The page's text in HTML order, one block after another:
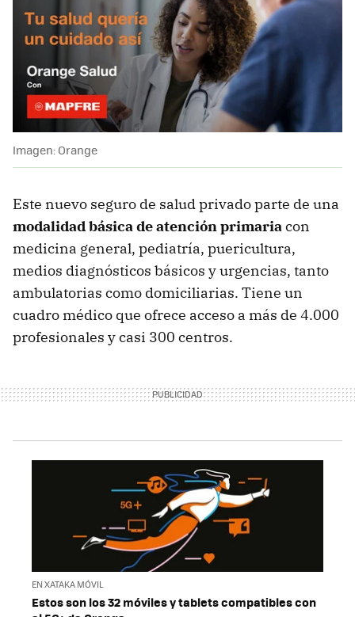
Imagen: Orange
Este nuevo seguro de salud privado parte de una
modalidad básica de atención primariacon
medicina general, pediatría, puericultura,
medios diagnósticos básicos y urgencias, tanto
ambulatorias como domiciliarias. Tiene un
cuadro médico que ofrece acceso a más de 4.000
profesionales y casi 300 centros.
EN XATAKA MÓVIL
Estos son los 32 móviles y tablets compatibles con